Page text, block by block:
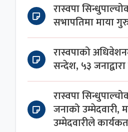
रास्वपा
सभापतिमा माया
रास्वपाको
सन्देश, ५३
रास्वपा
जनाको उम्मेदवारी,
उम्मेदवारीले